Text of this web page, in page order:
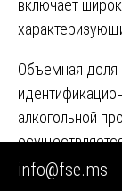
включает
Объемная доля
алкогольной
последующей
info@fse.ms